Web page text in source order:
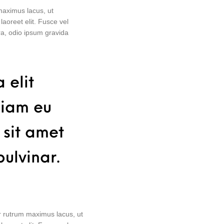
lacus, ut
elit. Fusce vel
odio ipsum gravida
elit
eu
amet
rutrum maximus lacus, ut